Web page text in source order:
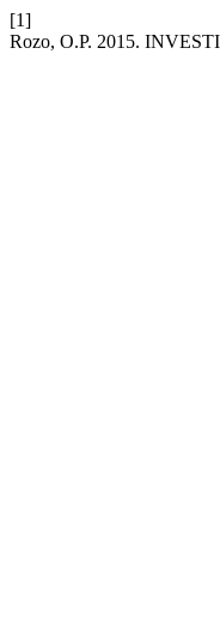
[1]
Rozo, O.P. 2015.